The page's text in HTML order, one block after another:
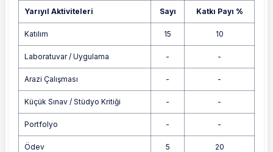
Yarıyıl Aktiviteleri Sayı Katkı Payı %
Katılım 15 10
Laboratuvar / Uygulama - -
Arazi Çalışması - -
Küçük Sınav / Stüdyo Kritiği - -
Portfolyo - -
Ödev 5 20